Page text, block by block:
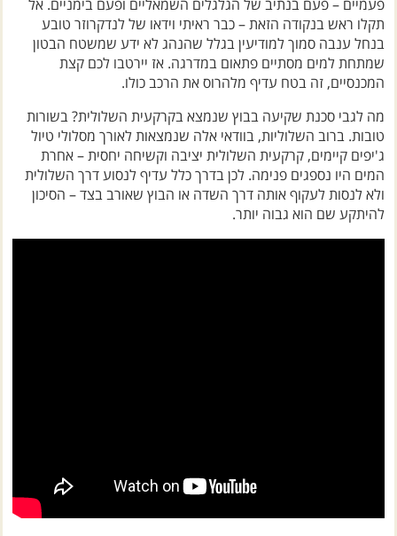
תקלו ראש בנקודה הזאת – כבר ראיתי וידאו של לנדקרוזר טובע
בנחל ענבה סמוך למודיעין בגלל שהנהג לא ידע שמשטח הבטון
שמתחת למים מסתיים פתאום במדרגה. אז יירטבו לכם קצת
המכנסיים, זה בטח עדיף מלהרוס את הרכב כולו.
מה לגבי סכנת שקיעה בבוץ שנמצא בקרקעית השלולית? בשורות
טובות. ברוב השלוליות, בוודאי אלה שנמצאות לאורך מסלולי טיול
ג'יפים קיימים, קרקעית השלולית יציבה וקשיחה יחסית – אחרת
המים היו נספגים פנימה. לכן בדרך כלל עדיף לנסוע דרך השלולית
ולא לנסות לעקוף אותה דרך השדה או הבוץ שאורב בצד – הסיכון
להיתקע שם הוא גבוה יותר.